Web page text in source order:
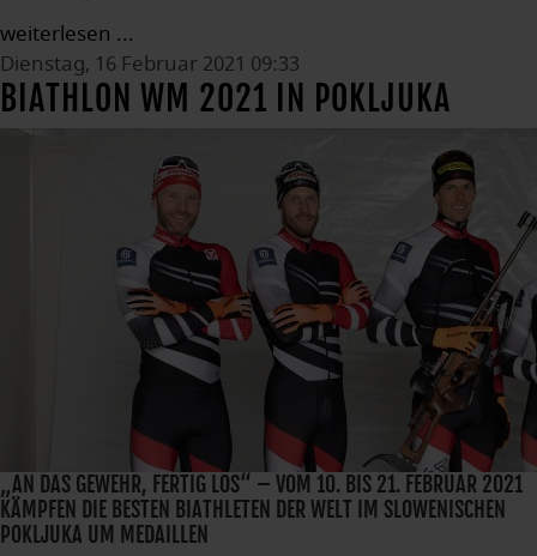
weiterlesen ...
Dienstag, 16 Februar 2021 09:33
BIATHLON WM 2021 IN POKLJUKA
„AN DAS GEWEHR, FERTIG LOS“ – VOM 10. BIS 21. FEBRUAR 2021
KÄMPFEN DIE BESTEN BIATHLETEN DER WELT IM SLOWENISCHEN
POKLJUKA UM MEDAILLEN